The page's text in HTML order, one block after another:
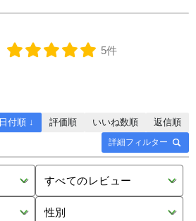
5件
詳細フィルター
日付順 ↓ 評価順 いいね数順 返信順